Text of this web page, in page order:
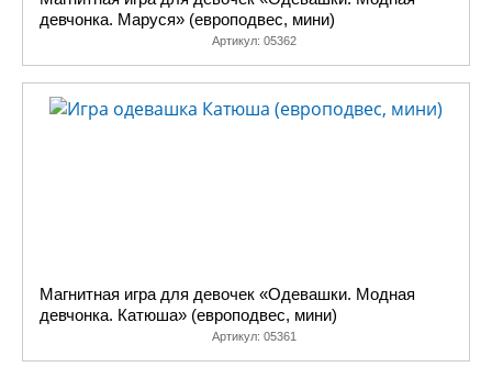
девчонка. Маруся» (европодвес, мини)
Артикул: 05362
Магнитная игра для девочек «Одевашки. Модная
девчонка. Катюша» (европодвес, мини)
Артикул: 05361